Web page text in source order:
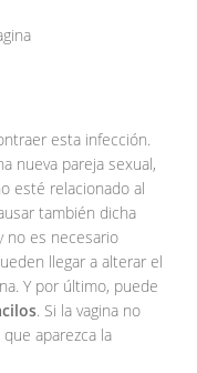
esta infección.
nueva pareja sexual,
esté relacionado al
también dicha
no es necesario
llegar a alterar el
Y por último, puede
. Si la vagina no
aparezca la